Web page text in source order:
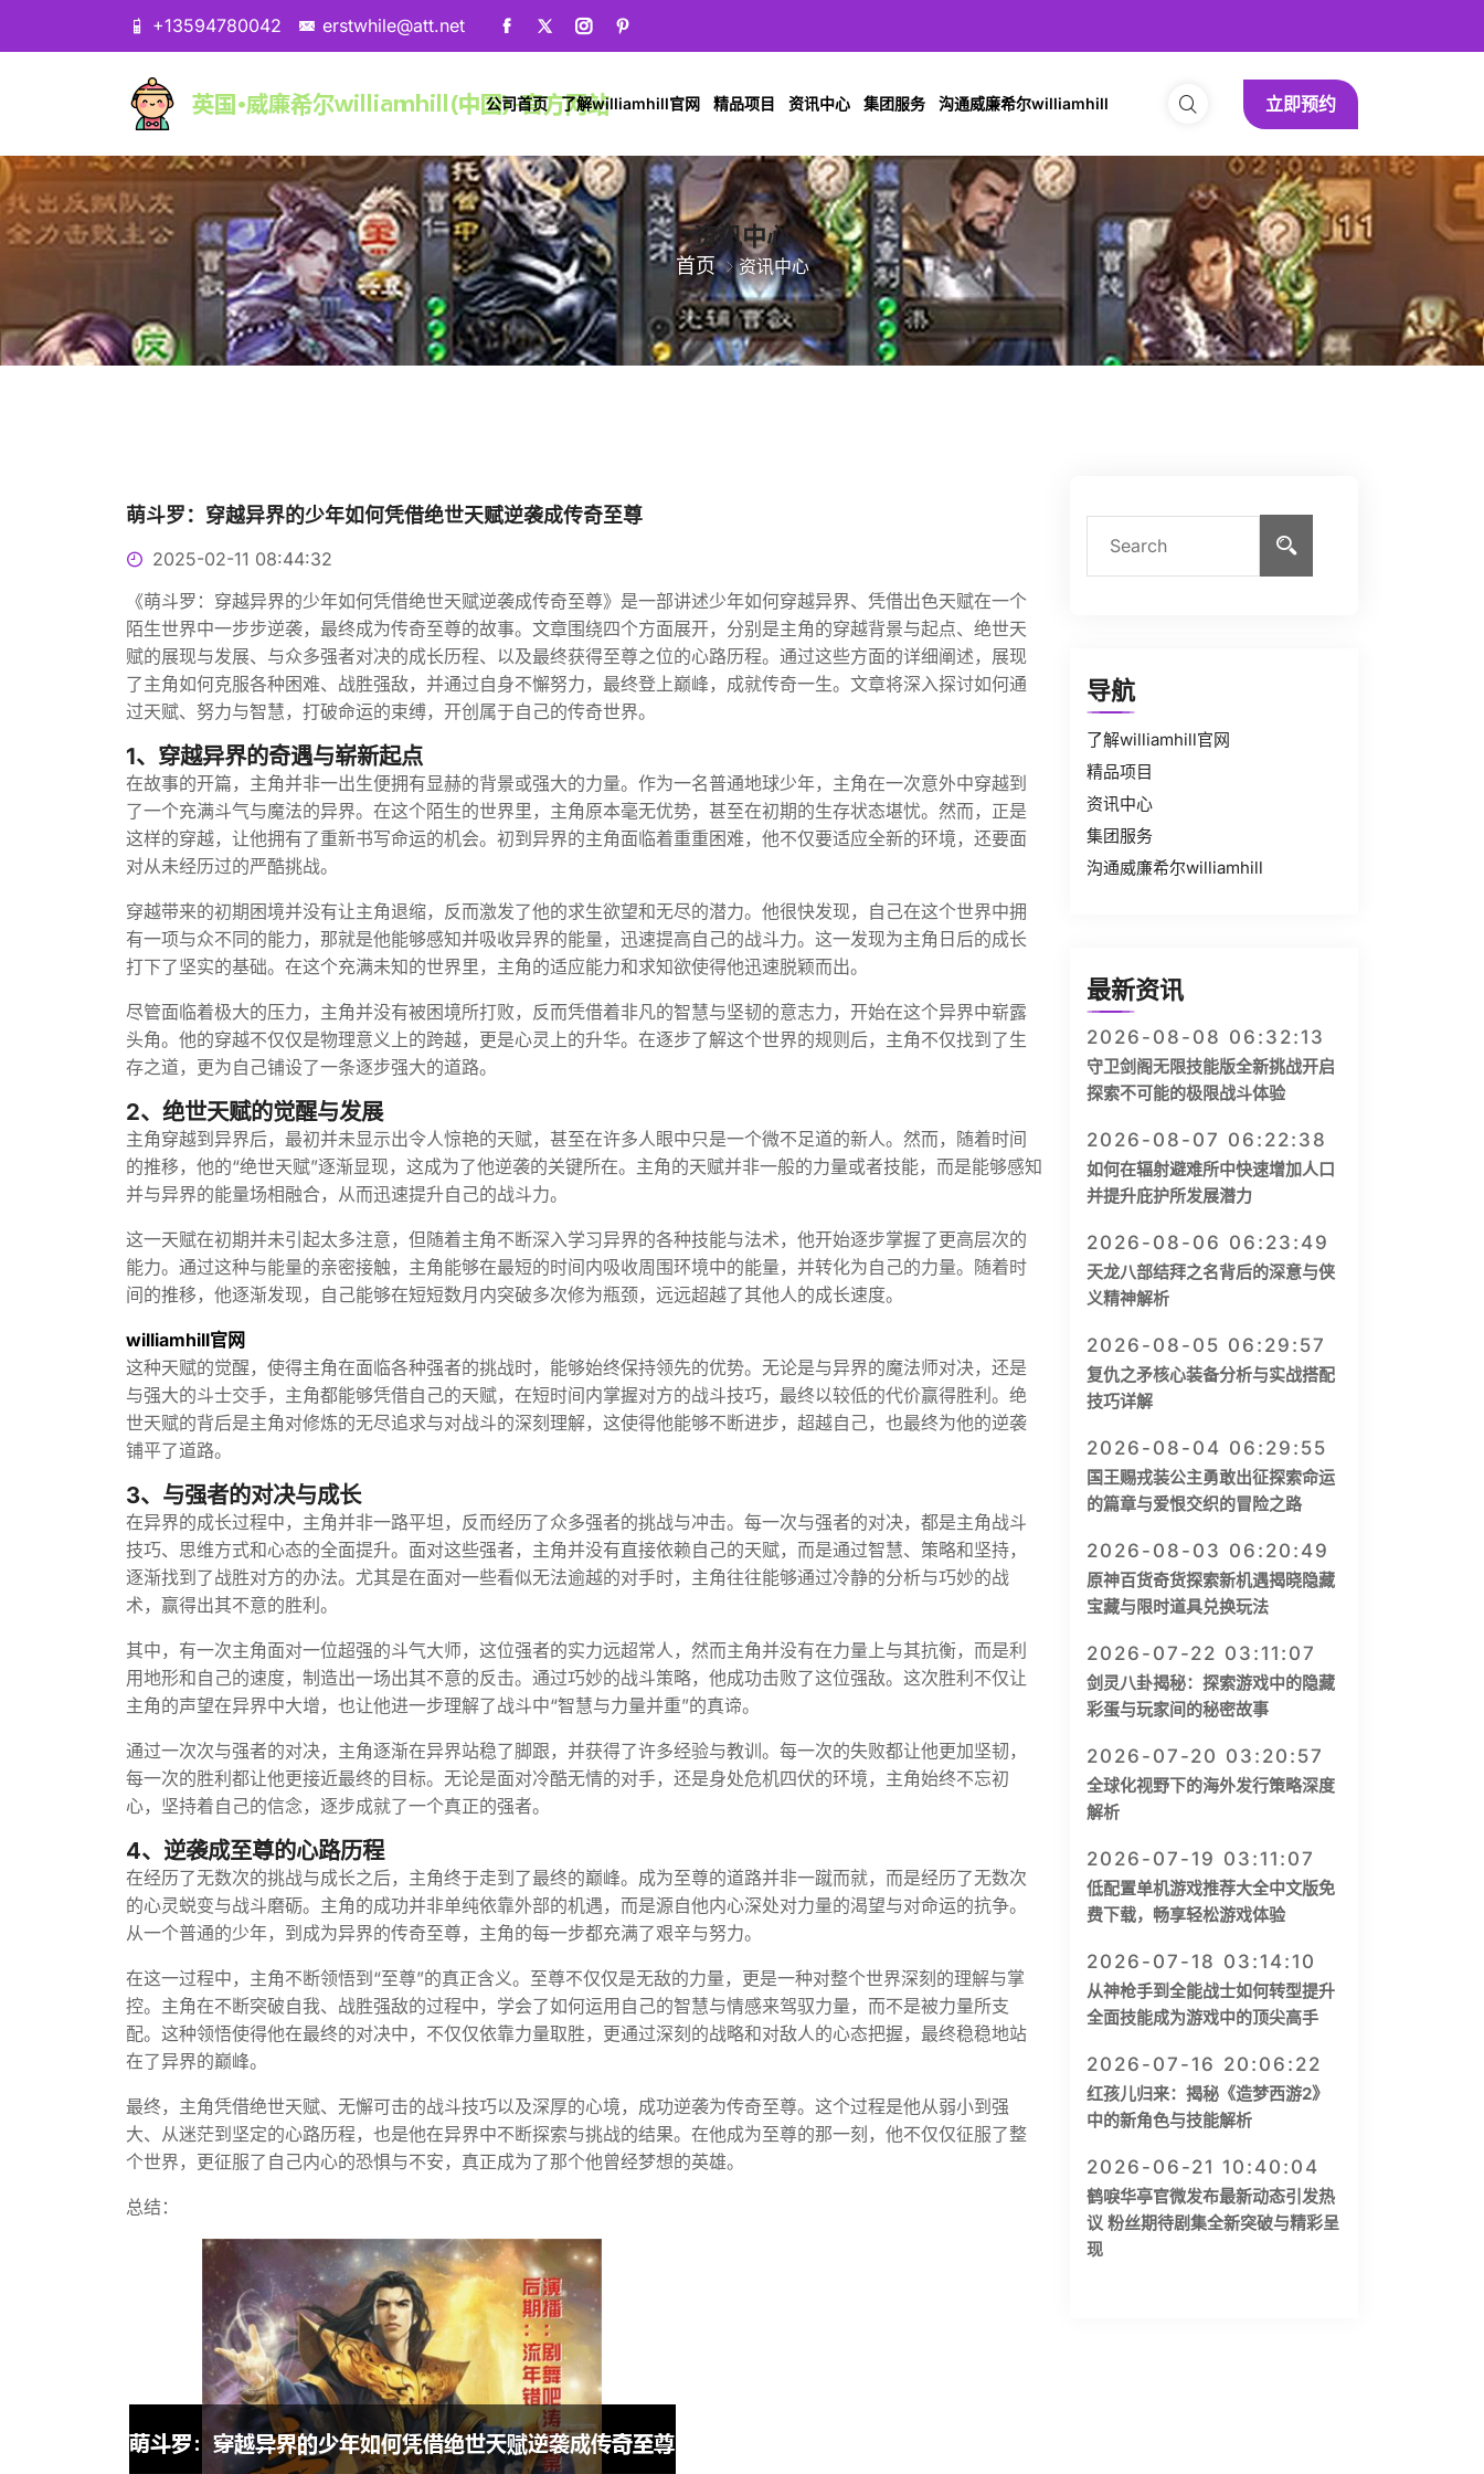
+13594780042 erstwhile@att.net
公司首页 了解williamhill官网 精品项目 资讯中心 集团服务 沟通威廉希尔williamhill 立即预约
资讯中心
首页 资讯中心
萌斗罗：穿越异界的少年如何凭借绝世天赋逆袭成传奇至尊
2025-02-11 08:44:32
《萌斗罗：穿越异界的少年如何凭借绝世天赋逆袭成传奇至尊》是一部讲述少年如何穿越异界、凭借出色天赋在一个
陌生世界中一步步逆袭，最终成为传奇至尊的故事。文章围绕四个方面展开，分别是主角的穿越背景与起点、绝世天
赋的展现与发展、与众多强者对决的成长历程、以及最终获得至尊之位的心路历程。通过这些方面的详细阐述，展现
了主角如何克服各种困难、战胜强敌，并通过自身不懈努力，最终登上巅峰，成就传奇一生。文章将深入探讨如何通
过天赋、努力与智慧，打破命运的束缚，开创属于自己的传奇世界。
1、穿越异界的奇遇与崭新起点
在故事的开篇，主角并非一出生便拥有显赫的背景或强大的力量。作为一名普通地球少年，主角在一次意外中穿越到
了一个充满斗气与魔法的异界。在这个陌生的世界里，主角原本毫无优势，甚至在初期的生存状态堪忧。然而，正是
这样的穿越，让他拥有了重新书写命运的机会。初到异界的主角面临着重重困难，他不仅要适应全新的环境，还要面
对从未经历过的严酷挑战。
穿越带来的初期困境并没有让主角退缩，反而激发了他的求生欲望和无尽的潜力。他很快发现，自己在这个世界中拥
有一项与众不同的能力，那就是他能够感知并吸收异界的能量，迅速提高自己的战斗力。这一发现为主角日后的成长
打下了坚实的基础。在这个充满未知的世界里，主角的适应能力和求知欲使得他迅速脱颖而出。
尽管面临着极大的压力，主角并没有被困境所打败，反而凭借着非凡的智慧与坚韧的意志力，开始在这个异界中崭露
头角。他的穿越不仅仅是物理意义上的跨越，更是心灵上的升华。在逐步了解这个世界的规则后，主角不仅找到了生
存之道，更为自己铺设了一条逐步强大的道路。
2、绝世天赋的觉醒与发展
主角穿越到异界后，最初并未显示出令人惊艳的天赋，甚至在许多人眼中只是一个微不足道的新人。然而，随着时间
的推移，他的“绝世天赋”逐渐显现，这成为了他逆袭的关键所在。主角的天赋并非一般的力量或者技能，而是能够感知
并与异界的能量场相融合，从而迅速提升自己的战斗力。
这一天赋在初期并未引起太多注意，但随着主角不断深入学习异界的各种技能与法术，他开始逐步掌握了更高层次的
能力。通过这种与能量的亲密接触，主角能够在最短的时间内吸收周围环境中的能量，并转化为自己的力量。随着时
间的推移，他逐渐发现，自己能够在短短数月内突破多次修为瓶颈，远远超越了其他人的成长速度。
williamhill官网
这种天赋的觉醒，使得主角在面临各种强者的挑战时，能够始终保持领先的优势。无论是与异界的魔法师对决，还是
与强大的斗士交手，主角都能够凭借自己的天赋，在短时间内掌握对方的战斗技巧，最终以较低的代价赢得胜利。绝
世天赋的背后是主角对修炼的无尽追求与对战斗的深刻理解，这使得他能够不断进步，超越自己，也最终为他的逆袭
铺平了道路。
3、与强者的对决与成长
在异界的成长过程中，主角并非一路平坦，反而经历了众多强者的挑战与冲击。每一次与强者的对决，都是主角战斗
技巧、思维方式和心态的全面提升。面对这些强者，主角并没有直接依赖自己的天赋，而是通过智慧、策略和坚持，
逐渐找到了战胜对方的办法。尤其是在面对一些看似无法逾越的对手时，主角往往能够通过冷静的分析与巧妙的战
术，赢得出其不意的胜利。
其中，有一次主角面对一位超强的斗气大师，这位强者的实力远超常人，然而主角并没有在力量上与其抗衡，而是利
用地形和自己的速度，制造出一场出其不意的反击。通过巧妙的战斗策略，他成功击败了这位强敌。这次胜利不仅让
主角的声望在异界中大增，也让他进一步理解了战斗中“智慧与力量并重”的真谛。
通过一次次与强者的对决，主角逐渐在异界站稳了脚跟，并获得了许多经验与教训。每一次的失败都让他更加坚韧，
每一次的胜利都让他更接近最终的目标。无论是面对冷酷无情的对手，还是身处危机四伏的环境，主角始终不忘初
心，坚持着自己的信念，逐步成就了一个真正的强者。
4、逆袭成至尊的心路历程
在经历了无数次的挑战与成长之后，主角终于走到了最终的巅峰。成为至尊的道路并非一蹴而就，而是经历了无数次
的心灵蜕变与战斗磨砺。主角的成功并非单纯依靠外部的机遇，而是源自他内心深处对力量的渴望与对命运的抗争。
从一个普通的少年，到成为异界的传奇至尊，主角的每一步都充满了艰辛与努力。
在这一过程中，主角不断领悟到“至尊”的真正含义。至尊不仅仅是无敌的力量，更是一种对整个世界深刻的理解与掌
控。主角在不断突破自我、战胜强敌的过程中，学会了如何运用自己的智慧与情感来驾驭力量，而不是被力量所支
配。这种领悟使得他在最终的对决中，不仅仅依靠力量取胜，更通过深刻的战略和对敌人的心态把握，最终稳稳地站
在了异界的巅峰。
最终，主角凭借绝世天赋、无懈可击的战斗技巧以及深厚的心境，成功逆袭为传奇至尊。这个过程是他从弱小到强
大、从迷茫到坚定的心路历程，也是他在异界中不断探索与挑战的结果。在他成为至尊的那一刻，他不仅仅征服了整
个世界，更征服了自己内心的恐惧与不安，真正成为了那个他曾经梦想的英雄。
总结：
导航
了解williamhill官网
精品项目
资讯中心
集团服务
沟通威廉希尔williamhill
最新资讯
2026-08-08 06:32:13
守卫剑阁无限技能版全新挑战开启
探索不可能的极限战斗体验
2026-08-07 06:22:38
如何在辐射避难所中快速增加人口
并提升庇护所发展潜力
2026-08-06 06:23:49
天龙八部结拜之名背后的深意与侠
义精神解析
2026-08-05 06:29:57
复仇之矛核心装备分析与实战搭配
技巧详解
2026-08-04 06:29:55
国王赐戎装公主勇敢出征探索命运
的篇章与爱恨交织的冒险之路
2026-08-03 06:20:49
原神百货奇货探索新机遇揭晓隐藏
宝藏与限时道具兑换玩法
2026-07-22 03:11:07
剑灵八卦揭秘：探索游戏中的隐藏
彩蛋与玩家间的秘密故事
2026-07-20 03:20:57
全球化视野下的海外发行策略深度
解析
2026-07-19 03:11:07
低配置单机游戏推荐大全中文版免
费下载，畅享轻松游戏体验
2026-07-18 03:14:10
从神枪手到全能战士如何转型提升
全面技能成为游戏中的顶尖高手
2026-07-16 20:06:22
红孩儿归来：揭秘《造梦西游2》
中的新角色与技能解析
2026-06-21 10:40:04
鹤唳华亭官微发布最新动态引发热
议 粉丝期待剧集全新突破与精彩呈
现